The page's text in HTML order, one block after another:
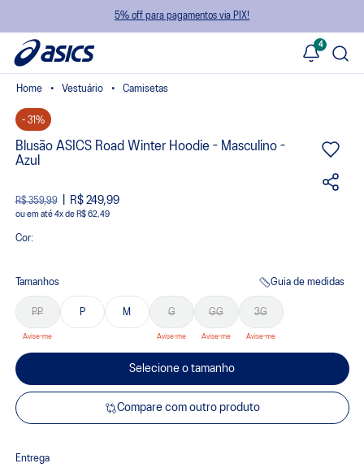
5% off para pagamentos via PIX!
4
Vestuário Camisetas
- 31%
Blusão ASICS Road Winter Hoodie - Masculino -
Azul
R$ 359,99 R$ 249,99
ou 4xde R$ 62,49
Cor:
Tamanhos Guia de medidas
PP P M G GG 3G
Selecione o tamanho
Compare com outro produto
Entrega